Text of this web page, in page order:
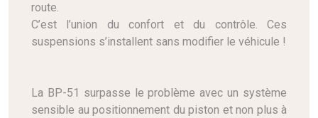
route.
C’est l’union du confort et du contrôle. Ces
suspensions s’installent sans modifier le véhicule !
La BP-51 surpasse le problème avec un système
sensible au positionnement du piston et non plus à